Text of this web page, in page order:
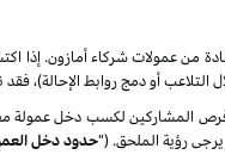
من عمولات شركاء أمازون.
التلاعب أو دمج روابط الإحالة)،
المشاركين لكسب دخل عمولة
رؤية الملحق. ("حدود دخل